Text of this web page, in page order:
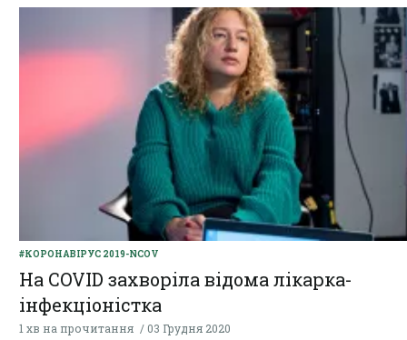
#КОРОНАВІРУС 2019-NCOV
На COVID захворіла відома лікарка-
інфекціоністка
1 хв на прочитання 03 Грудня 2020